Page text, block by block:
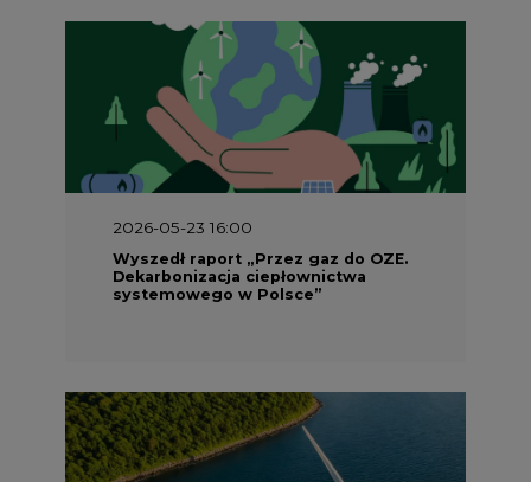
2026-05-23 16:00
Wyszedł raport „Przez gaz do OZE.
Dekarbonizacja ciepłownictwa
systemowego w Polsce”